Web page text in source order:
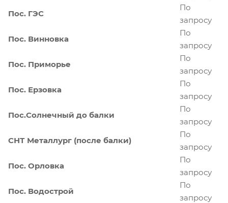
Пос. ГЭС
По
запросу
Пос. Винновка
По
запросу
Пос. Приморье
По
запросу
Пос. Ерзовка
По
запросу
Пос.Солнечный до балки
По
запросу
СНТ Металлург (после балки)
По
запросу
Пос. Орловка
По
запросу
Пос. Водострой
По
запросу